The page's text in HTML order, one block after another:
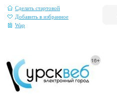
Сделать стартовой
Добавить в избранное
Wap